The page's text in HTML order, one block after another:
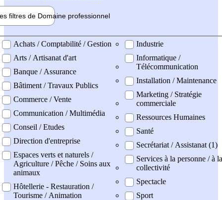
filtres de Domaine professionnel
professionel
Achats / Comptabilité / Gestion
Arts / Artisanat d'art
Banque / Assurance
Bâtiment / Travaux Publics
Commerce / Vente
Communication / Multimédia
Conseil / Etudes
Direction d'entreprise
Espaces verts et naturels /
Agriculture / Pêche / Soins aux
animaux
Hôtellerie - Restauration /
Tourisme / Animation
Industrie
Informatique /
Télécommunication
Installation / Maintenance
Marketing / Stratégie
commerciale
Ressources Humaines
Santé
Secrétariat / Assistanat (1)
Services à la personne / à la
collectivité
Spectacle
Sport